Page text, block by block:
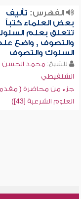
الفهرس: تأليف
بعض العلماء كتباً
تتعلق بعلم
والتصوف , واضع
السلوك والتصوف
للشيخ: محمد الحسن
الشنقيطي
جزء من محاضرة (
العلوم الشرعية [43])